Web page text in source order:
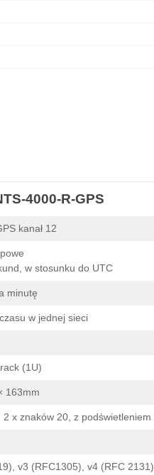
4000-R-GPS
kanał 12
w stosunku do UTC
minutę
w jednej sieci
(1U)
163mm
2 x znaków 20, z podświetleniem
v3 (RFC1305), v4 (RFC 2131)